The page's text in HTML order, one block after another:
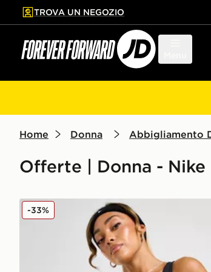
contenuto principale
a fondo pagina
TROVA UN NEGOZIO
Home Donna Abbigliamento
Offerte | Donna - Nike
Nike One High Rise Skirt
-33%